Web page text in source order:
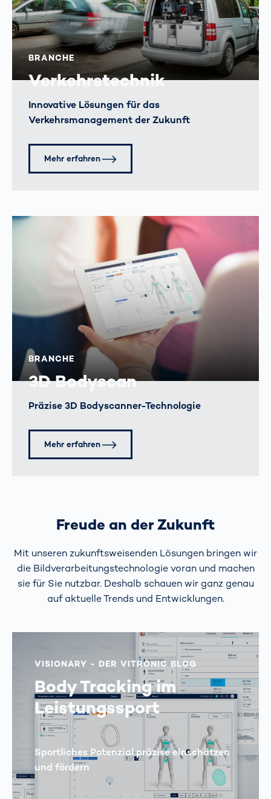
BRANCHE
Verkehrstechnik
Innovative Lösungen für das
Verkehrsmanagement der Zukunft
Mehr erfahren
BRANCHE
3D Bodyscan
Präzise 3D Bodyscanner-Technologie
Mehr erfahren
Freude an der Zukunft
Mit unseren zukunftsweisenden Lösungen bringen wir
die Bildverarbeitungstechnologie voran und machen
sie für Sie nutzbar. Deshalb schauen wir ganz genau
auf aktuelle Trends und Entwicklungen.
VISIONARY - DER VITRONIC BLOG
Body Tracking im
Leistungssport
Sportliches Potenzial präzise einschätzen
und fördern